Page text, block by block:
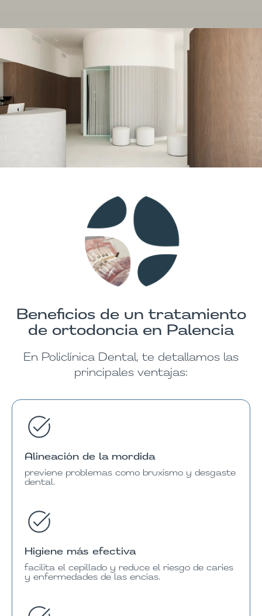
Beneficios de un tratamiento
de ortodoncia en Palencia
En Policlínica Dental, te detallamos las
principales ventajas:
Alineación de la mordida
previene problemas como bruxismo y desgaste
dental.
Higiene más efectiva
facilita el cepillado y reduce el riesgo de caries
y enfermedades de las encías.